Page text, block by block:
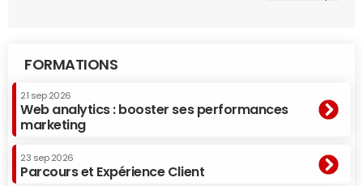
FORMATIONS
21 sep 2026
Web analytics : booster ses performances
marketing
23 sep 2026
Parcours et Expérience Client